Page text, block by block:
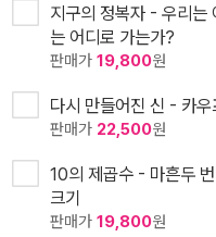
지구의 정복자 - 우리는
는 어디로 가는가?
판매가 19,800원
다시 만들어진 신 - 카
판매가 22,500원
10의 제곱수 - 마흔두
크기
판매가 19,800원